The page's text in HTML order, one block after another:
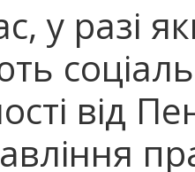
у разі
від